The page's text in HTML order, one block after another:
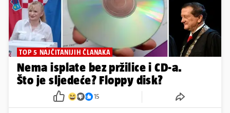
TOP 5 NAJČITANIJIH ČLANAKA
Nema isplate bez pržilice i CD-a.
Što je sljedeće? Floppy disk?
15